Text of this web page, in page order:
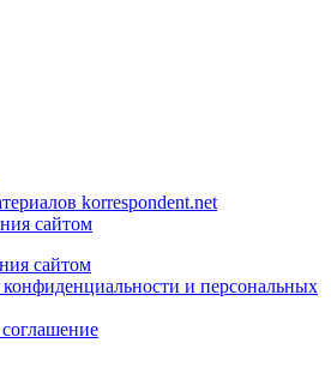
korrespondent.net
сайтом
сайтом
и персональных